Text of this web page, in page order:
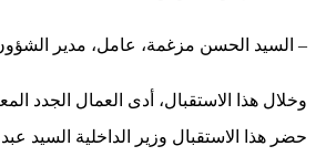
– السيد الحسن مزغمة، عامل، مدير
وخلال هذا الاستقبال، أدى العمال الجدد
حضر هذا الاستقبال وزير الداخلية السيد